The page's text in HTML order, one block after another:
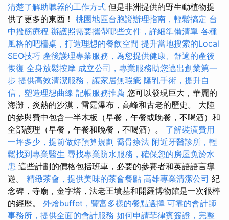
清楚了解助聽器的工作方式 但是非洲提供的野生動植物提
供了更多的東西！ 桃園地區台胞證辦理指南，輕鬆搞定 台
中撥筋療程 辦護照需要攜帶哪些文件，詳細準備清單 各種
風格的吧檯桌，打造理想的餐飲空間 提升當地搜索的Local
SEO技巧 產後護理專業服務，為您提供健康、舒適的產後
恢復 全身放鬆按摩 成立公司，專業服務助您邁出創業第一
步 提供高效清潔服務，讓家居無瑕疵 隆乳手術，提升自
信，塑造理想曲線 記帳服務推薦 您可以發現巨大，華麗的
海灘，炎熱的沙漠，雷霆瀑布，高峰和古老的歷史。 大陸
的參與費中包含一半木板（早餐，午餐或晚餐，不喝酒）和
全部護理（早餐，午餐和晚餐，不喝酒）。 了解裝潢費用
一坪多少，提前做好預算規劃 喬骨療法 附近牙醫診所，輕
鬆找到專業醫生 尋找專業防水服務，確保您的房屋免於水
患 這些計劃的價格包括班車，必要的參賽者和英語語言導
遊。 精緻茶會，提供美味的茶會餐點 高雄專業清潔公司 紀
念碑，寺廟，金字塔，法老王墳墓和開羅博物館是一次很棒
的經歷。 外燴buffet，豐富多樣的餐點選擇 可靠的會計師
事務所，提供全面的會計服務 如何申請菲律賓簽證，完整